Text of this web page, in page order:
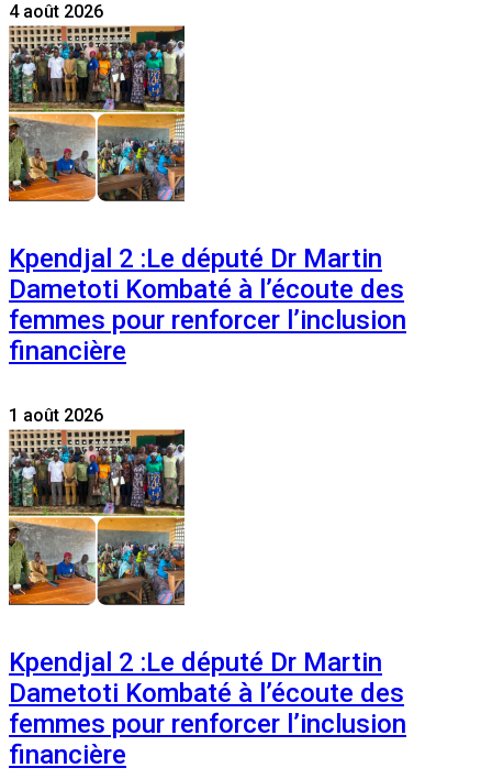
4 août 2026
Kpendjal 2 :Le député Dr Martin
Dametoti Kombaté à l’écoute des
femmes pour renforcer l’inclusion
financière
1 août 2026
Kpendjal 2 :Le député Dr Martin
Dametoti Kombaté à l’écoute des
femmes pour renforcer l’inclusion
financière